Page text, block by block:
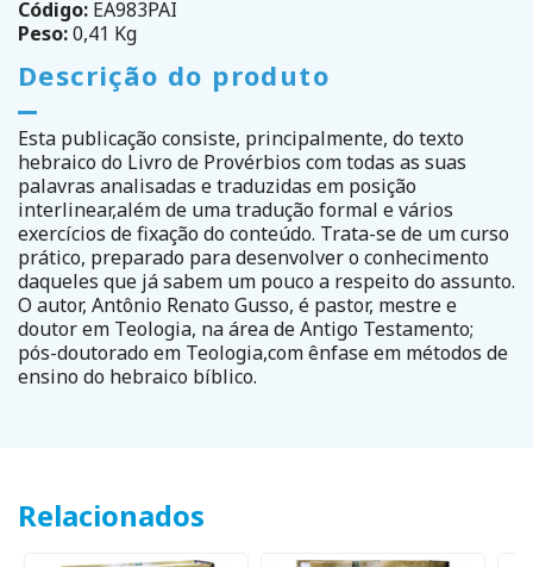
Código: EA983PAI
Peso:0,41 Kg
Descrição do produto
Esta publicação consiste, principalmente, do texto
hebraico do Livro de Provérbios com todas as suas
palavras analisadas e traduzidas em posição
interlinear,além de uma tradução formal e vários
exercícios de fixação do conteúdo. Trata-se de um curso
prático, preparado para desenvolver o conhecimento
daqueles que já sabem um pouco a respeito do assunto.
O autor, Antônio Renato Gusso, é pastor, mestre e
doutor em Teologia, na área de Antigo Testamento;
pós-doutorado em Teologia,com ênfase em métodos de
ensino do hebraico bíblico.
Relacionados